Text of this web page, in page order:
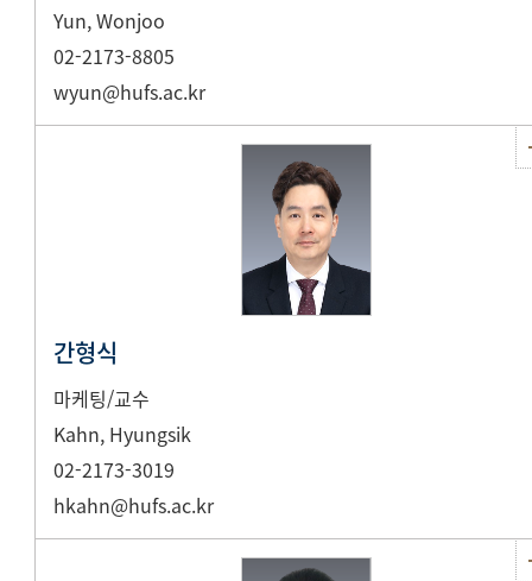
Yun, Wonjoo
02-2173-8805
wyun@hufs.ac.kr
간형식
마케팅/교수
Kahn, Hyungsik
02-2173-3019
hkahn@hufs.ac.kr